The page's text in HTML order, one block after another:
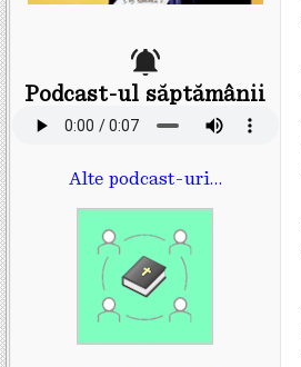
Podcast-ul săptămânii
Alte podcast-uri…